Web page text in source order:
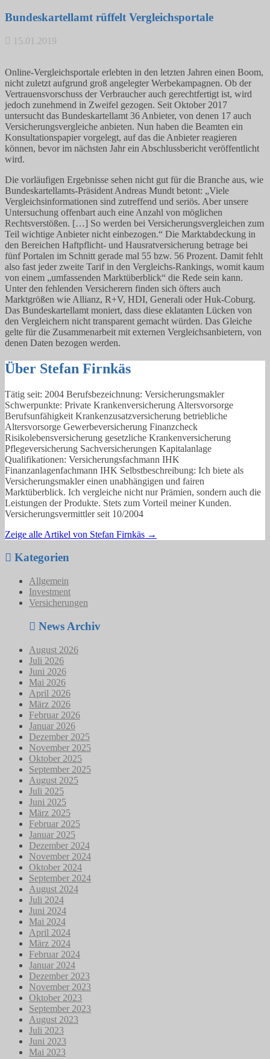
Bundeskartellamt rüffelt Vergleichsportale
15.01.2019
Online-Vergleichsportale erlebten in den letzten Jahren einen Boom,
nicht zuletzt aufgrund groß angelegter Werbekampagnen. Ob der
Vertrauensvorschuss der Verbraucher auch gerechtfertigt ist, wird
jedoch zunehmend in Zweifel gezogen. Seit Oktober 2017
untersucht das Bundeskartellamt 36 Anbieter, von denen 17 auch
Versicherungsvergleiche anbieten. Nun haben die Beamten ein
Konsultationspapier vorgelegt, auf das die Anbieter reagieren
können, bevor im nächsten Jahr ein Abschlussbericht veröffentlicht
wird.
Die vorläufigen Ergebnisse sehen nicht gut für die Branche aus, wie
Bundeskartellamts-Präsident Andreas Mundt betont: „Viele
Vergleichsinformationen sind zutreffend und seriös. Aber unsere
Untersuchung offenbart auch eine Anzahl von möglichen
Rechtsverstößen. […] So werden bei Versicherungsvergleichen zum
Teil wichtige Anbieter nicht einbezogen.“ Die Marktabdeckung in
den Bereichen Haftpflicht- und Hausratversicherung betrage bei
fünf Portalen im Schnitt gerade mal 55 bzw. 56 Prozent. Damit fehlt
also fast jeder zweite Tarif in den Vergleichs-Rankings, womit kaum
von einem „umfassenden Marktüberblick“ die Rede sein kann.
Unter den fehlenden Versicherern finden sich öfters auch
Marktgrößen wie Allianz, R+V, HDI, Generali oder Huk-Coburg.
Das Bundeskartellamt moniert, dass diese eklatanten Lücken von
den Vergleichern nicht transparent gemacht würden. Das Gleiche
gelte für die Zusammenarbeit mit externen Vergleichsanbietern, von
denen Daten bezogen werden.
Über Stefan Firnkäs
Tätig seit: 2004 Berufsbezeichnung: Versicherungsmakler
Schwerpunkte: Private Krankenversicherung Altersvorsorge
Berufsunfähigkeit Krankenzusatzversicherung betriebliche
Altersvorsorge Gewerbeversicherung Finanzcheck
Risikolebensversicherung gesetzliche Krankenversicherung
Pflegeversicherung Sachversicherungen Kapitalanlage
Qualifikationen: Versicherungsfachmann IHK
Finanzanlagenfachmann IHK Selbstbeschreibung: Ich biete als
Versicherungsmakler einen unabhängigen und fairen
Marktüberblick. Ich vergleiche nicht nur Prämien, sondern auch die
Leistungen der Produkte. Stets zum Vorteil meiner Kunden.
Versicherungsvermittler seit 10/2004
Zeige alle Artikel von Stefan Firnkäs →
Kategorien
Allgemein
Investment
Versicherungen
News Archiv
August 2026
Juli 2026
Juni 2026
Mai 2026
April 2026
März 2026
Februar 2026
Januar 2026
Dezember 2025
November 2025
Oktober 2025
September 2025
August 2025
Juli 2025
Juni 2025
März 2025
Februar 2025
Januar 2025
Dezember 2024
November 2024
Oktober 2024
September 2024
August 2024
Juli 2024
Juni 2024
Mai 2024
April 2024
März 2024
Februar 2024
Januar 2024
Dezember 2023
November 2023
Oktober 2023
September 2023
August 2023
Juli 2023
Juni 2023
Mai 2023